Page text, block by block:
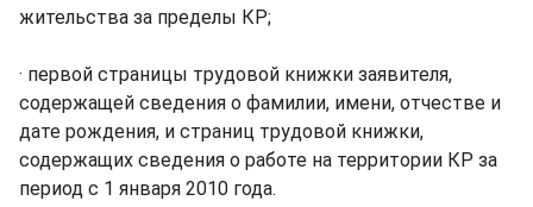
жительства за пределы КР;
· первой страницы трудовой книжки заявителя,
содержащей сведения о фамилии, имени, отчестве и
дате рождения, и страниц трудовой книжки,
содержащих сведения о работе на территории КР за
период с 1 января 2010 года.